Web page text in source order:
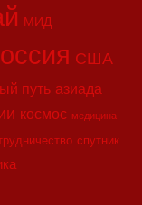
МИД
США
путь азиада
космос медицина
спутник